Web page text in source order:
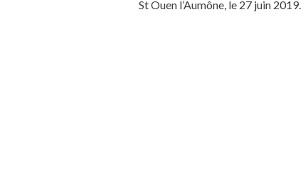
St Ouen l’Aumône, le 27 juin 2019.